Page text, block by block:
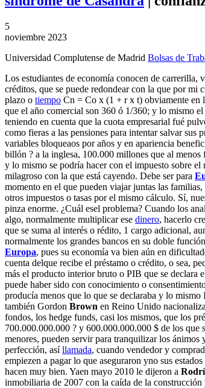
5
noviembre 2023
Universidad Complutense de Madrid Bolsas de
Los estudiantes de economía conocen de carrerilla,
créditos, que se puede redondear con la que por mi
plazo o tiempo Cn = Co x (1 + r x t) obviamente en
que el año comercial son 360 ó 1/360; y lo mismo
teniendo en cuenta que la cuota empresarial fué
como fieras a las pensiones para intentar salvar sus
variables bloqueaos por años y en apariencia
billón ? a la inglesa, 100.000 millones que al
y lo mismo se podría hacer con el impuesto sobre
milagroso con la que está cayendo. Debe ser para
momento en el que pueden viajar juntas las
otros impuestos o tasas por el mismo cálculo. Sí,
pinza enorme. ¿Cuál esel problema? Cuando los
algo, normalmente multiplicar ese dinero, hacerlo
que se suma al interés o rédito, 1 cargo adicional,
normalmente los grandes bancos en su doble
Europa, pues su economía va bien aún en
cuenta delque recibe el préstamo o crédito, o sea,
más el producto interior bruto o PIB que se declara
puede haber sido con conocimiento o
producía menos que lo que se declaraba y lo
también Gordon Brown en Reino Unido
fondos, los hedge funds, casi los mismos, que los
700.000.000.000 ? y 600.000.000.000 $ de los que
menores, pueden servir para tranquilizar los ánimos
perfección, asíllamada, cuando vendedor y
empiezen a pagar lo que aseguraron yno sus
hacen muy bien. Yaen mayo 2010 le dijeron a
inmobiliaria de 2007 con la caída de la